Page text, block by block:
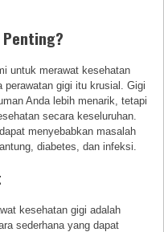
untuk merawat kesehatan
perawatan gigi itu krusial. Gigi
Anda lebih menarik, tetapi
secara keseluruhan.
menyebabkan masalah
diabetes, dan infeksi.
kesehatan gigi adalah
sederhana yang dapat